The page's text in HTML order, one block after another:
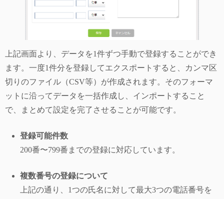
上記画面より、データを1件ずつ手動で登録することができ
ます。一度1件分を登録してエクスポートすると、カンマ区
切りのファイル（CSV等）が作成されます。そのフォーマ
ットに沿ってデータを一括作成し、インポートすること
で、まとめて設定を完了させることが可能です。
登録可能件数
200番〜799番までの登録に対応しています。
複数番号の登録について
上記の通り、1つの氏名に対して最大3つの電話番号を